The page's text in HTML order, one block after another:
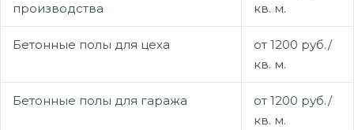
производства
кв. м.
Бетонные полы для цеха
от 1200 руб./
кв. м.
Бетонные полы для гаража
от 1200 руб./
кв. м.